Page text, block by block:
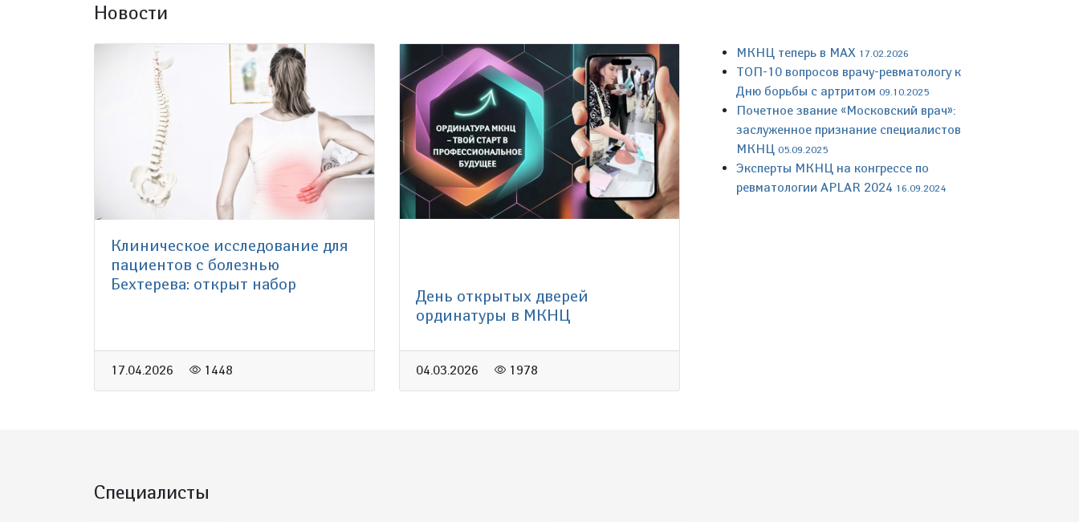
Новости
Клиническое исследование для
пациентов с болезнью
Бехтерева: открыт набор
17.04.2026 1448
День открытых дверей
ординатуры в МКНЦ
04.03.2026 1978
МКНЦ теперь в MAX 17.02.2026
ТОП-10 вопросов врачу-ревматологу к
Дню борьбы с артритом 09.10.2025
Почетное звание «Московский врач»:
заслуженное признание специалистов
МКНЦ 05.09.2025
Эксперты МКНЦ на конгрессе по
ревматологии APLAR 2024 16.09.2024
Специалисты